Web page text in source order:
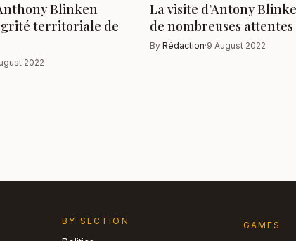
Blinken
territoriale de
2022
La visite d’Antony
de nombreuses attentes
By Rédaction·9 August 2022
BY SECTION GAMES